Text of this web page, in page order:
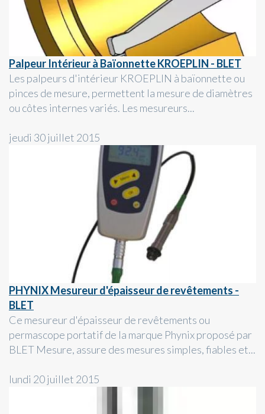
Palpeur Intérieur à Baïonnette KROEPLIN - BLET
Les palpeurs d'intérieur KROEPLIN à baïonnette ou
pinces de mesure, permettent la mesure de diamètres
ou côtes internes variés. Les mesureurs...
jeudi 30 juillet 2015
PHYNIX Mesureur d'épaisseur de revêtements -
BLET
Ce mesureur d'épaisseur de revêtements ou
permascope portatif de la marque Phynix proposé par
BLET Mesure, assure des mesures simples, fiables et...
lundi 20 juillet 2015